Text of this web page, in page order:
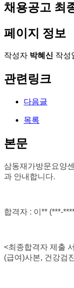
채용공고 최
페이지 정보
작성자 박혜신 작성
관련링크
다음글
목록
본문
삼동재가방문요양
과 안내합니다.
합격자 : 이 ** (***-
<최종합격자 제출
(급여)사본, 건강검